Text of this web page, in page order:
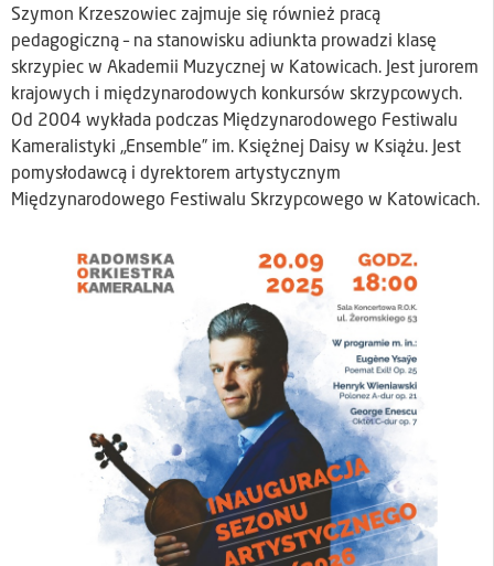
Szymon Krzeszowiec zajmuje się również pracą
pedagogiczną – na stanowisku adiunkta prowadzi klasę
skrzypiec w Akademii Muzycznej w Katowicach. Jest jurorem
krajowych i międzynarodowych konkursów skrzypcowych.
Od 2004 wykłada podczas Międzynarodowego Festiwalu
Kameralistyki „Ensemble” im. Księżnej Daisy w Książu. Jest
pomysłodawcą i dyrektorem artystycznym
Międzynarodowego Festiwalu Skrzypcowego w Katowicach.